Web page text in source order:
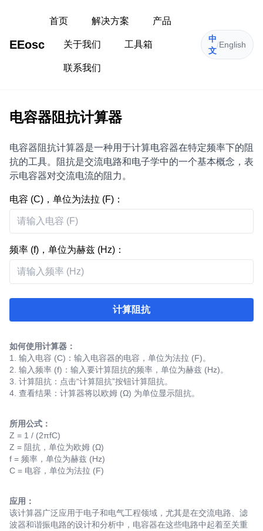
EEosc
首页 解决方案 产品
关于我们 工具箱
联系我们
中
文
/English
电容器阻抗计算器
电容器阻抗计算器是一种用于计算电容器在特定频率下的阻
抗的工具。阻抗是交流电路和电子学中的一个基本概念，表
示电容器对交流电流的阻力。
电容 (C)，单位为法拉 (F)：
频率 (f)，单位为赫兹 (Hz)：
计算阻抗
如何使用计算器：
1. 输入电容 (C)：输入电容器的电容，单位为法拉 (F)。
2. 输入频率 (f)：输入要计算阻抗的频率，单位为赫兹 (Hz)。
3. 计算阻抗：点击“计算阻抗”按钮计算阻抗。
4. 查看结果：计算器将以欧姆 (Ω) 为单位显示阻抗。
所用公式：
Z = 1 / (2πfC)
Z = 阻抗，单位为欧姆 (Ω)
f = 频率，单位为赫兹 (Hz)
C = 电容，单位为法拉 (F)
应用：
该计算器广泛应用于电子和电气工程领域，尤其是在交流电路、滤
波器和谐振电路的设计和分析中，电容器在这些电路中起着至关重